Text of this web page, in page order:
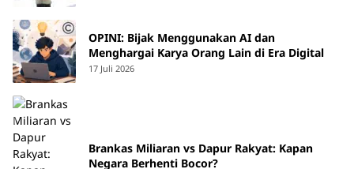
OPINI: Bijak Menggunakan AI dan
Menghargai Karya Orang Lain di Era Digital
17 Juli 2026
Brankas Miliaran vs Dapur Rakyat: Kapan
Negara Berhenti Bocor?